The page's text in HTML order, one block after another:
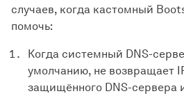
случаев, когда кастомный
помочь:
Когда системный DNS-
умолчанию, не возвращает
защищённого DNS-сервера